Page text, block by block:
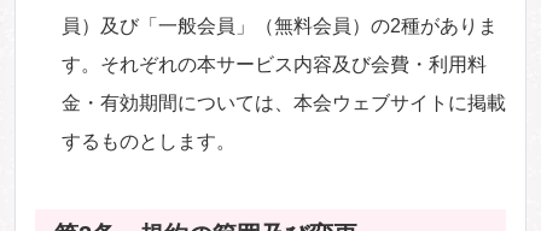
員）及び「一般会員」（無料会員）の2種がありま
す。それぞれの本サービス内容及び会費・利用料
金・有効期間については、本会ウェブサイトに掲載
するものとします。